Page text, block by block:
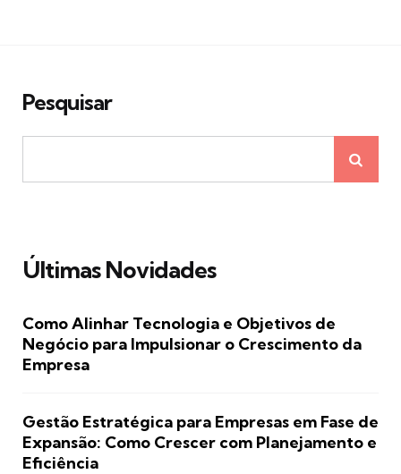
Pesquisar
Últimas Novidades
Como Alinhar Tecnologia e Objetivos de
Negócio para Impulsionar o Crescimento da
Empresa
Gestão Estratégica para Empresas em Fase de
Expansão: Como Crescer com Planejamento e
Eficiência